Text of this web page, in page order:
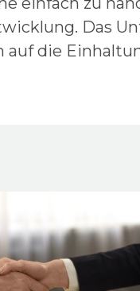
Das
auf die